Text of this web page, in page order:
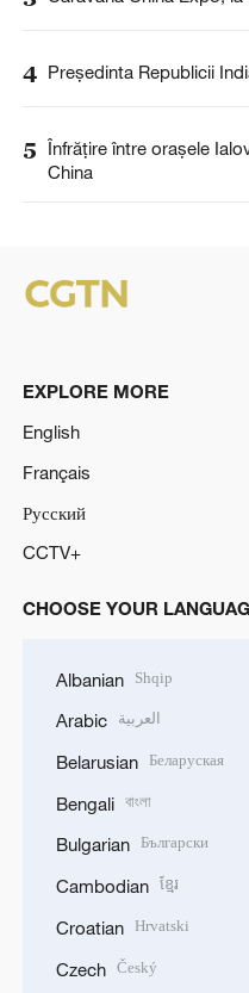
4 Președinta Republicii
5 Înfrățire între orașele
China
EXPLORE MORE
English
Français
Русский
CCTV+
CHOOSE YOUR
Albanian Shqip
Arabic العربية
Belarusian Беларуская
Bengali বাংলা
Bulgarian Български
Cambodian ខ្មែរ
Croatian Hrvatski
Czech Český